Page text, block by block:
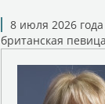
8 июля 2026
британская